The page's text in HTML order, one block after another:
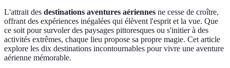
L'attrait des destinations aventures aériennes ne cesse de croître,
offrant des expériences inégalées qui élèvent l'esprit et la vue. Que
ce soit pour survoler des paysages pittoresques ou s'initier à des
activités extrêmes, chaque lieu propose sa propre magie. Cet article
explore les dix destinations incontournables pour vivre une aventure
aérienne mémorable.